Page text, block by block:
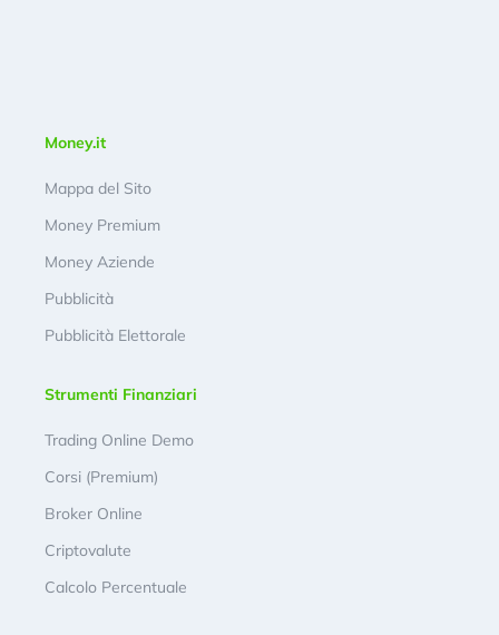
Money.it
Mappa del Sito
Money Premium
Money Aziende
Pubblicità
Pubblicità Elettorale
Strumenti Finanziari
Trading Online Demo
Corsi (Premium)
Broker Online
Criptovalute
Calcolo Percentuale